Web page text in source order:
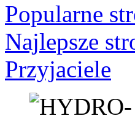
Popularne
Najlepsze
Przyjaciele